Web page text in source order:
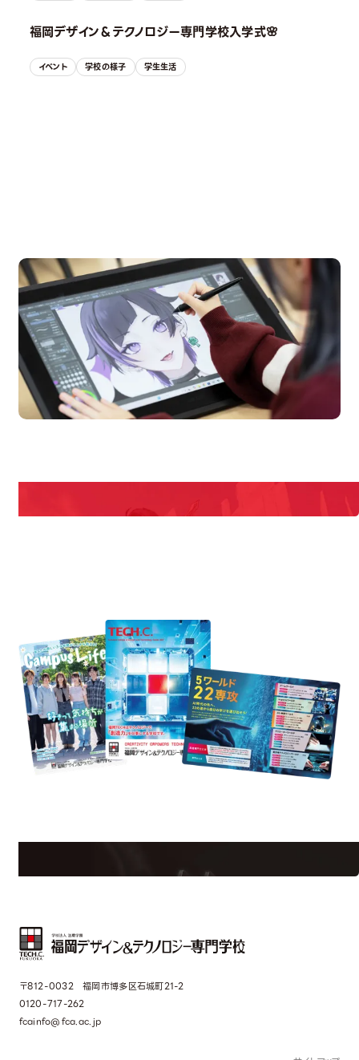
福岡デザイン＆テクノロジー専門学校入学式🌸
イベント 学校の様子 学生生活
Campus Open
Information
〒812-0032 福岡市博多区石城町21-2
0120-717-262
fcainfo@fca.ac.jp